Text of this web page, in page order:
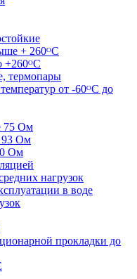
+ 260ᴼС
+260ᴼС
термопары
от -60ᴼC до
75 Ом
93 Ом
Ом
нагрузок
в воде
прокладки до